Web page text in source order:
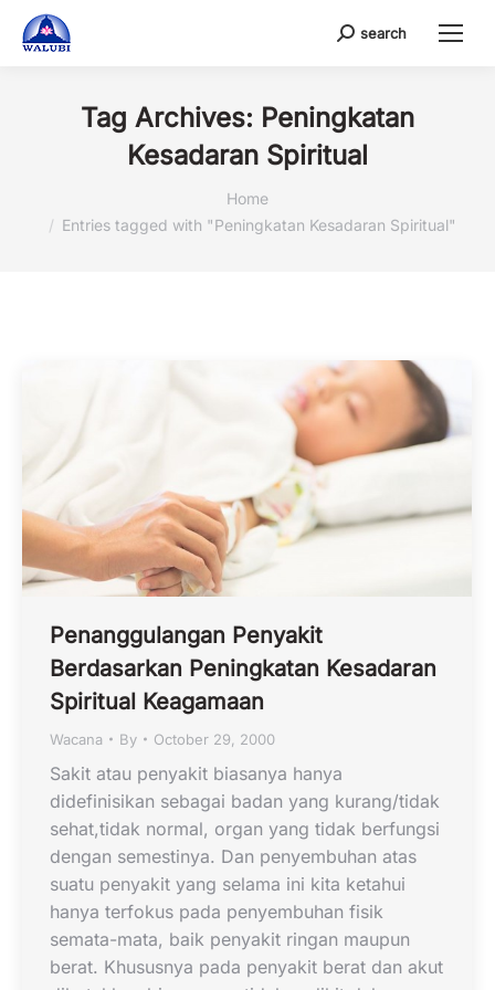
Search:
search
Tag Archives: Peningkatan
Kesadaran Spiritual
Home
Entries tagged with "Peningkatan Kesadaran Spiritual"
Penanggulangan Penyakit
Berdasarkan Peningkatan Kesadaran
Spiritual Keagamaan
Wacana By October 29, 2000
Sakit atau penyakit biasanya hanya
didefinisikan sebagai badan yang kurang/tidak
sehat,tidak normal, organ yang tidak berfungsi
dengan semestinya. Dan penyembuhan atas
suatu penyakit yang selama ini kita ketahui
hanya terfokus pada penyembuhan fisik
semata-mata, baik penyakit ringan maupun
berat. Khususnya pada penyakit berat dan akut